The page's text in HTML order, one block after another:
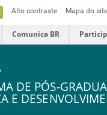
Alto contraste Mapa do site
Comunica BR
DE PÓS-
E